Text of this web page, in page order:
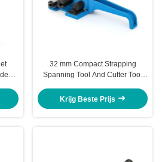
32 mm Compact Strapping
Spanning Tool And Cutter Tool
Tensioner
Krijg Beste Prijs